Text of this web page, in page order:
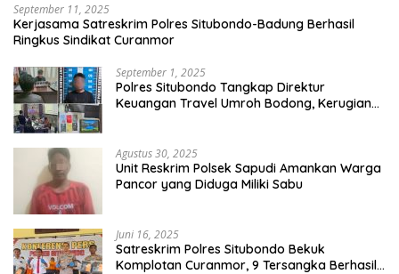
September 11, 2025
Kerjasama Satreskrim Polres Situbondo-Badung Berhasil
Ringkus Sindikat Curanmor
September 1, 2025
Polres Situbondo Tangkap Direktur
Keuangan Travel Umroh Bodong, Kerugian
Agustus 30, 2025
Unit Reskrim Polsek Sapudi Amankan Warga
Pancor yang Diduga Miliki Sabu
Juni 16, 2025
Satreskrim Polres Situbondo Bekuk
Komplotan Curanmor, 9 Tersangka Berhasil